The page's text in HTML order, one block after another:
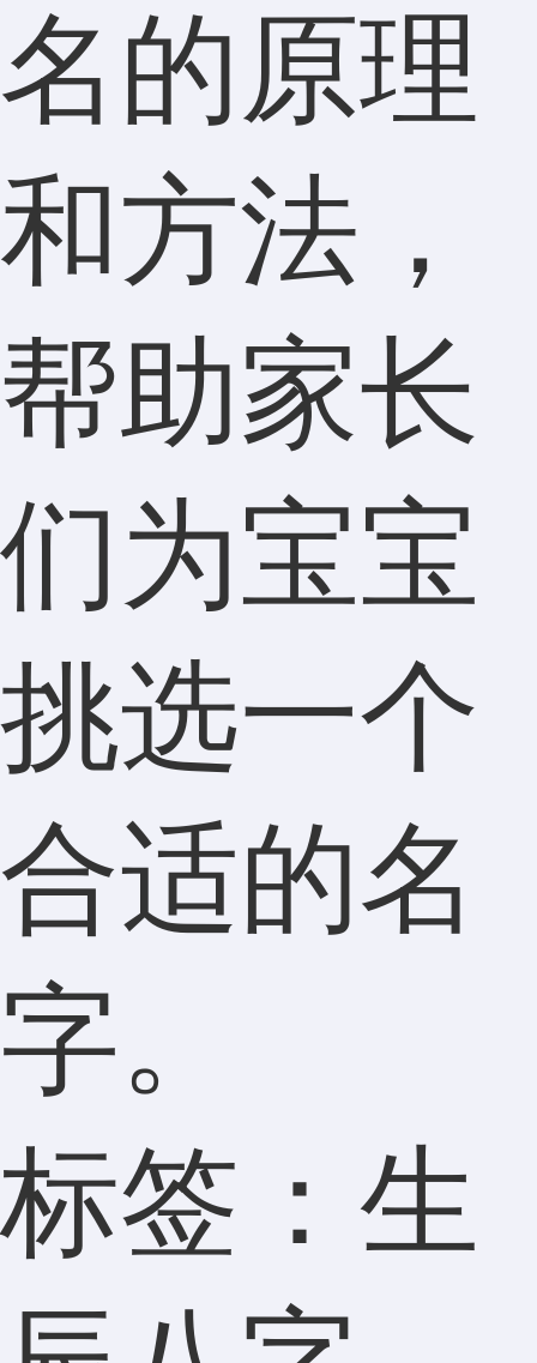
名的原理
和方法，
帮助家长
们为宝宝
挑选一个
合适的名
字。
标签：生